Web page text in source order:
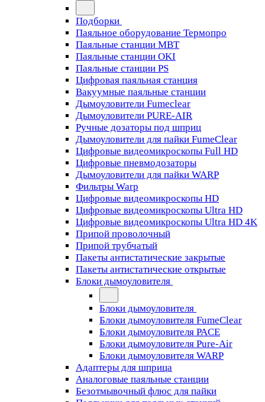
Подборки
Паяльное оборудование Термопро
Паяльные станции MBT
Паяльные станции OKI
Паяльные станции PS
Цифровая паяльная станция
Вакуумные паяльные станции
Дымоуловители Fumeclear
Дымоуловители PURE-AIR
Ручные дозаторы под шприц
Дымоуловители для пайки FumeClear
Цифровые видеомикроскопы Full HD
Цифровые пневмодозаторы
Дымоуловители для пайки WARP
Фильтры Warp
Цифровые видеомикроскопы HD
Цифровые видеомикроскопы Ultra HD
Цифровые видеомикроскопы Ultra HD 4K
Припой проволочный
Припой трубчатый
Пакеты антистатические закрытые
Пакеты антистатические открытые
Блоки дымоуловителя
Блоки дымоуловителя
Блоки дымоуловителя FumeClear
Блоки дымоуловителя PACE
Блоки дымоуловителя Pure-Air
Блоки дымоуловителя WARP
Адаптеры для шприца
Аналоговые паяльные станции
Безотмывочный флюс для пайки